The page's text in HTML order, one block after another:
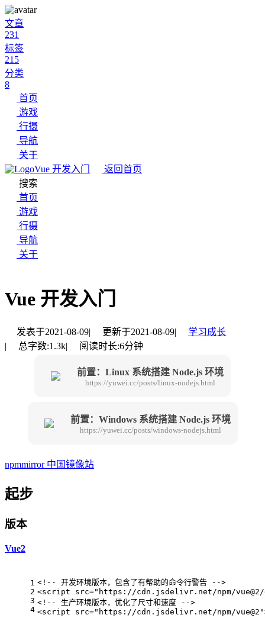
文章
231
标签
215
分类
8
首页
游戏
行摄
导航
关于
Vue 开发入门
返回首页
搜索
首页
游戏
行摄
导航
关于
Vue 开发入门
发表于2021-08-09| 更新于2021-08-09|
学习成长
|
总字数:1.3k| 阅读时长:6分钟
前置：Linux 系统搭建 Node.js 环境
https://yuwei.cc/posts/linux-nodejs.html
前置：Windows 系统搭建 Node.js 环境
https://yuwei.cc/posts/windows-nodejs.html
npmmirror 中国镜像站
起步
版本
Vue2
1
2
3
4
<!-- 开发环境版本，包含了有帮助的命令行警告 -->
<script src="https://cdn.jsdelivr.net/npm/
<!-- 生产环境版本，优化了尺寸和速度 -->
<script src="https://cdn.jsdelivr.net/npm/vue@2"